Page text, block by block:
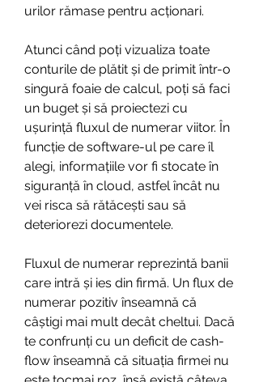
urilor rămase pentru acționari.
Atunci când poți vizualiza toate
conturile de plătit și de primit într-o
singură foaie de calcul, poți să faci
un buget și să proiectezi cu
ușurință fluxul de numerar viitor. În
funcție de software-ul pe care îl
alegi, informațiile vor fi stocate în
siguranță în cloud, astfel încât nu
vei risca să rătăcești sau să
deteriorezi documentele.
Fluxul de numerar reprezintă banii
care intră și ies din firmă. Un flux de
numerar pozitiv înseamnă că
câștigi mai mult decât cheltui. Dacă
te confrunți cu un deficit de cash-
flow înseamnă că situația firmei nu